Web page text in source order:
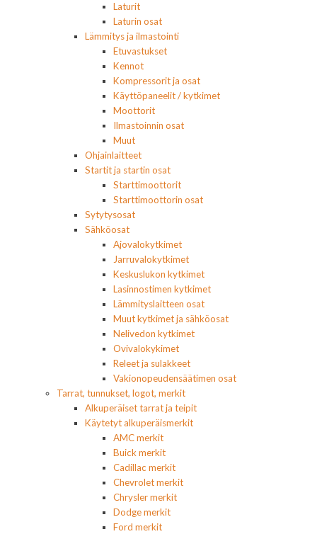
Laturit
Laturin osat
Lämmitys ja ilmastointi
Etuvastukset
Kennot
Kompressorit ja osat
Käyttöpaneelit / kytkimet
Moottorit
Ilmastoinnin osat
Muut
Ohjainlaitteet
Startit ja startin osat
Starttimoottorit
Starttimoottorin osat
Sytytysosat
Sähköosat
Ajovalokytkimet
Jarruvalokytkimet
Keskuslukon kytkimet
Lasinnostimen kytkimet
Lämmityslaitteen osat
Muut kytkimet ja sähköosat
Nelivedon kytkimet
Ovivalokykimet
Releet ja sulakkeet
Vakionopeudensäätimen osat
Tarrat, tunnukset, logot, merkit
Alkuperäiset tarrat ja teipit
Käytetyt alkuperäismerkit
AMC merkit
Buick merkit
Cadillac merkit
Chevrolet merkit
Chrysler merkit
Dodge merkit
Ford merkit